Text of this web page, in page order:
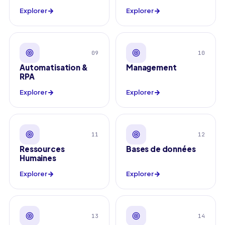
Explorer Explorer
09
Automatisation &
RPA
Explorer
10
Management
Explorer
11
Ressources
Humaines
Explorer
12
Bases de données
Explorer
13 14